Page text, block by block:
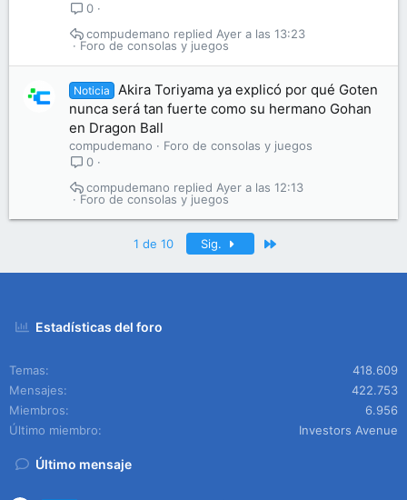
0
Foro de consolas y juegos
Ayer a las 13:23
compudemano
Noticia
Akira Toriyama ya explicó por qué Goten
nunca será tan fuerte como su hermano Gohan
en Dragon Ball
compudemano
Foro de consolas y juegos
0
Foro de consolas y juegos
Ayer a las 12:13
compudemano
1 de 10 Sig.
Estadísticas del foro
Temas
418.609
Mensajes
422.753
Miembros
6.956
Último miembro
Investors Avenue
Último mensaje